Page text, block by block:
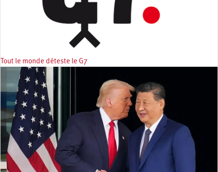
Tout le monde déteste le G7